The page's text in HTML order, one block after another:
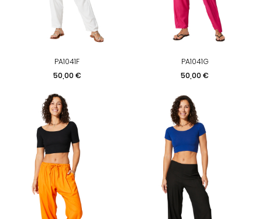
PA1041F
Prix
50,00 €
PA1041G
Prix
50,00 €